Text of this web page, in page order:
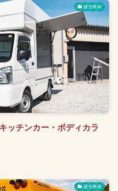
カー製造費用の目安
所申請（全国版）
合わせ
販売車両
ッチンカー・ボディカラ
販売車両